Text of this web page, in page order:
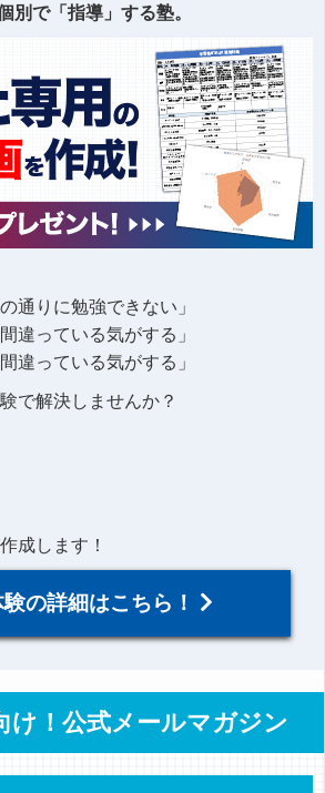
別で「指導」する塾。
通りに勉強できない」
違っている気がする」
違っている気がする」
で解決しませんか？
成します！
の詳細はこちら！
け！公式メールマガジン